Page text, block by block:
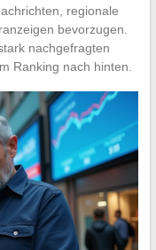
regionale
bevorzugen.
nachgefragten
Ranking nach hinten.